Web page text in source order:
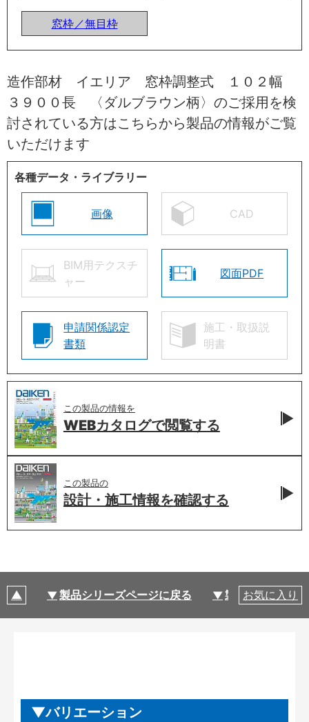
窓枠／無目枠
造作部材 イエリア 窓枠調整式 １０２幅
３９００長 〈ダルブラウン柄〉のご採用を検
討されている方はこちらから製品の情報がご覧
いただけます
各種データ・ライブラリー
画像 CAD
BIM用テクスチ
ャー
図面PDF
申請関係認定
書類
施工・取扱説
明書
この製品の情報を
WEBカタログで閲覧する
この製品の
設計・施工情報を確認する
製品シリーズページに戻る 製品仕様
お気に入り
バリエーション